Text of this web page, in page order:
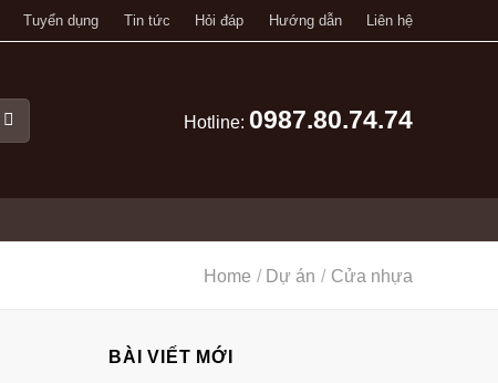
Tuyển dụng Tin tức Hỏi đáp Hướng dẫn Liên hệ
Hotline: 0987.80.74.74
Home / Dự án / Cửa nhựa
BÀI VIẾT MỚI